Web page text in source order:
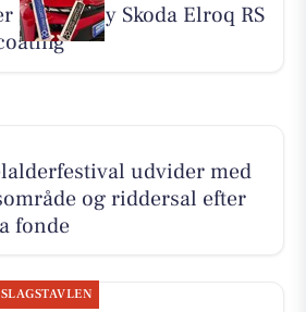
klargør ny Skoda Elroq RS
udvider med
og riddersal efter
fonde